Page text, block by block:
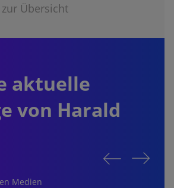
Übersicht
aktuelle
von Harald
Medien